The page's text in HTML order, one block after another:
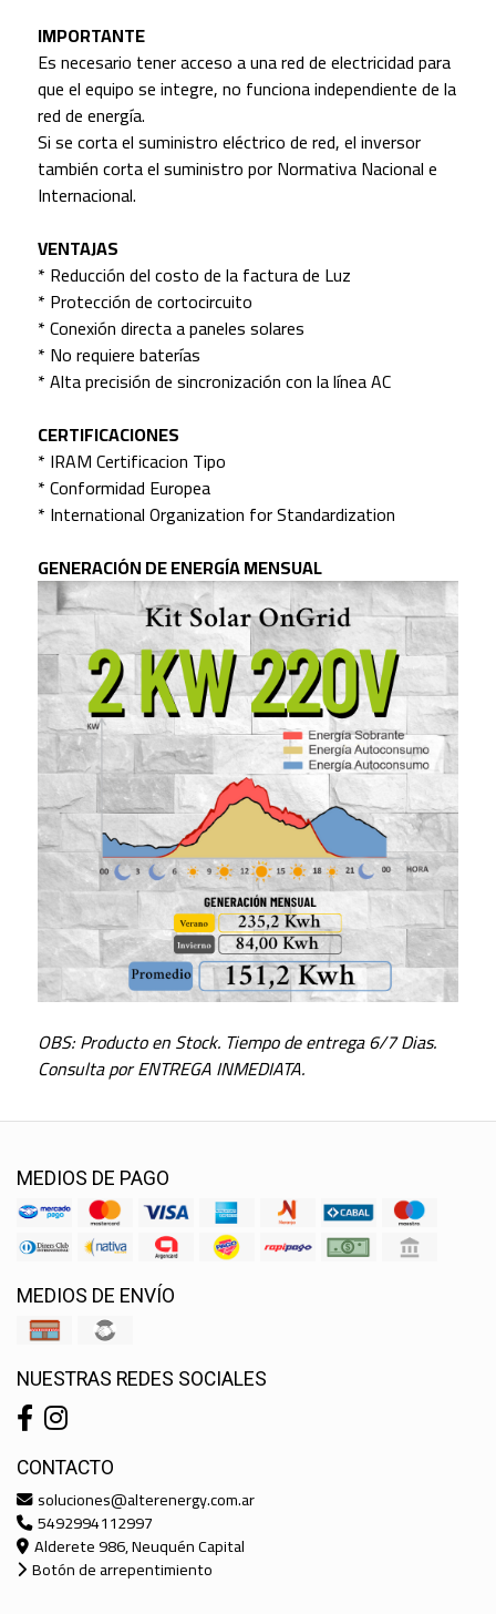
IMPORTANTE
Es necesario tener acceso a una red de electricidad para
que el equipo se integre, no funciona independiente de la
red de energía.
Si se corta el suministro eléctrico de red, el inversor
también corta el suministro por Normativa Nacional e
Internacional.
VENTAJAS
* Reducción del costo de la factura de Luz
* Protección de cortocircuito
* Conexión directa a paneles solares
* No requiere baterías
* Alta precisión de sincronización con la línea AC
CERTIFICACIONES
* IRAM Certificacion Tipo
* Conformidad Europea
* International Organization for Standardization
GENERACIÓN DE ENERGÍA MENSUAL
OBS: Producto en Stock. Tiempo de entrega 6/7 Dias.
Consulta por ENTREGA INMEDIATA.
MEDIOS DE PAGO
MEDIOS DE ENVÍO
NUESTRAS REDES SOCIALES
CONTACTO
soluciones@alterenergy.com.ar
5492994112997
Alderete 986, Neuquén Capital
Botón de arrepentimiento